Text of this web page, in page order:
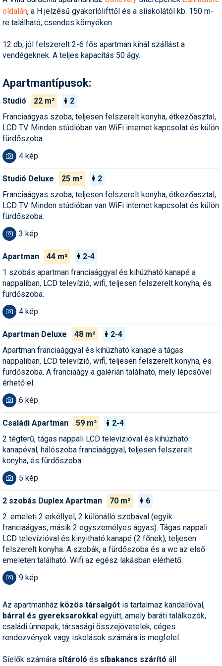
Humor
Ingatlan
Játékok
Kerékpár
Korcsolya
Magazinok
Munkavállalás
Olvasnivaló
Portálinfo
Síbérletárak
Síbörze
Sícipő
Sífelszerelés
Sífutás
Síléc
Símánia
Síoktatás
Síruházat
Síszerviz
Síugrás
Snowboard
Snowboardfelszerelés
Sportorvos
Szakértők
Szánkó
Szótárak
Telemark
Téli sportok
oldalán, a H jelzésű gyakorlólifttől és a síiskolától kb. 150 m-
re található, csendes környéken.
12 db, jól felszerelt 2-6 fős apartman kínál szállást a
vendégeknek. A teljes kapacitás 50 ágy.
Apartmantípusok:
Studió 22 m²
2
Franciaágyas szoba, teljesen felszerelt konyha, étkezőasztal,
LCD TV. Minden stúdióban van WiFi internet kapcsolat és külön
fürdőszoba.
4 kép
Studió Deluxe 25 m²
2
Franciaágyas szoba, teljesen felszerelt konyha, étkezőasztal,
LCD TV. Minden stúdióban van WiFi internet kapcsolat és külön
fürdőszoba.
3 kép
Apartman 44 m²
2-4
1 szobás apartman franciaággyal és kihúzható kanapé a
nappaliban, LCD televízió, wifi, teljesen felszerelt konyha, és
fürdőszoba.
4 kép
Apartman Deluxe 48 m²
2-4
Apartman franciaággyal és kihúzható kanapé a tágas
nappaliban, LCD televízió, wifi, teljesen felszerelt konyha, és
fürdőszoba. A franciaágy a galérián található, mely lépcsővel
érhető el.
6 kép
Családi Apartman 59 m²
2-4
2 tégterű, tágas nappali LCD televízióval és kihúzható
kanapéval, hálószoba franciaággyal, teljesen felszerelt
konyha, és fürdőszoba.
5 kép
2 szobás Duplex Apartman 70 m²
6
2. emeleti 2 erkéllyel, 2 különálló szobával (egyik
franciaágyas, másik 2 egyszemélyes ágyas). Tágas nappali
LCD televízióval és kinyitható kanapé (2 főnek), teljesen
felszerelt konyha. A szobák, a fürdőszoba és a wc az első
emeleten található. Wifi az egész lakásban elérhető.
9 kép
Az apartmanház közös társalgót is tartalmaz kandallóval,
bárral és gyereksarokkal együtt, amely baráti találkozók,
családi ünnepek, társasági összejövetelek, céges
rendezvények vagy iskolások számára is megfelel.
Síelők számára sítároló és síbakancs szárító áll